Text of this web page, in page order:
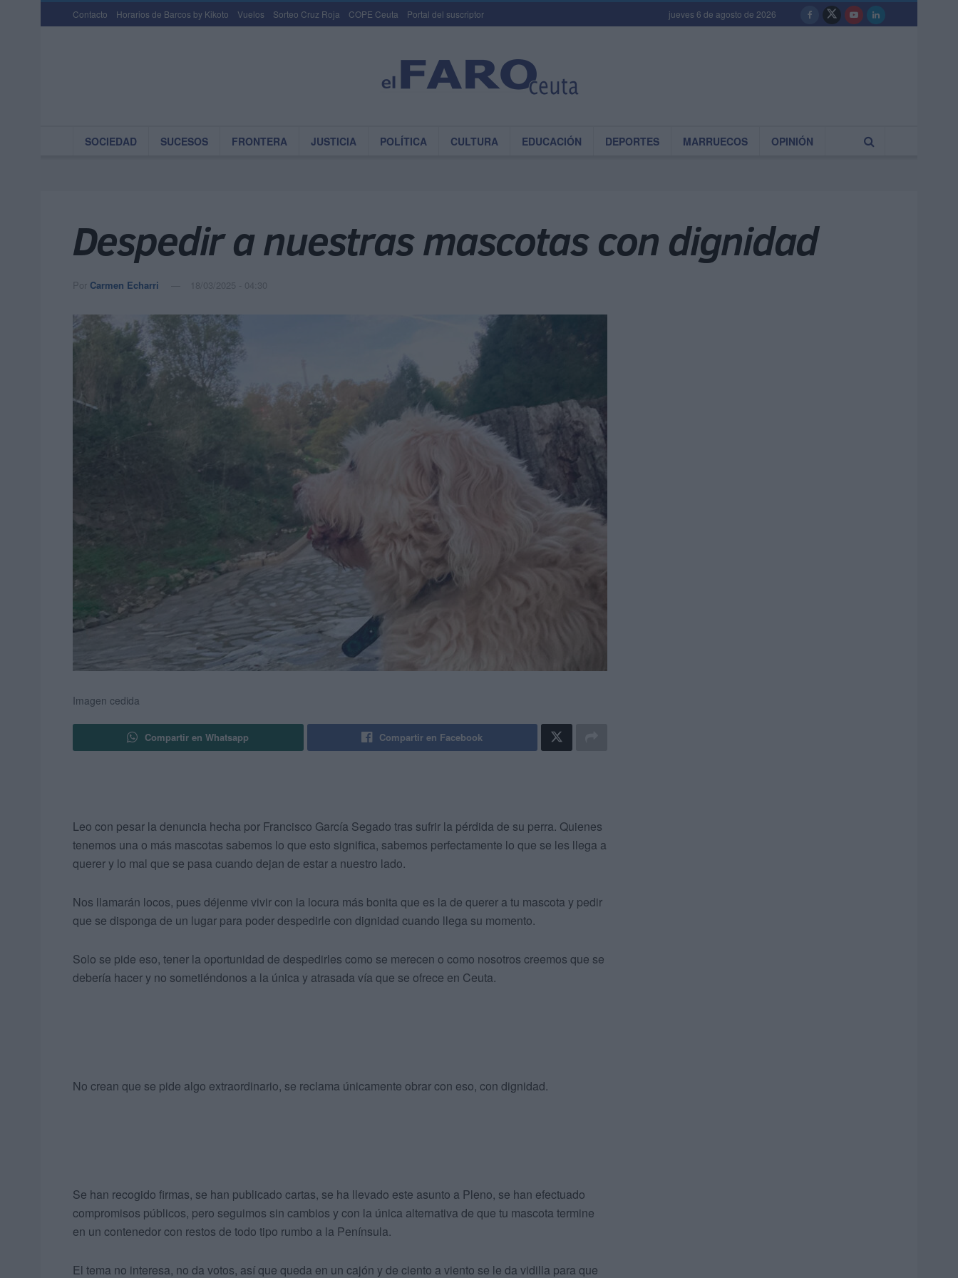
Contacto Horarios de Barcos by Kikoto Vuelos Sorteo Cruz Roja COPE Ceuta Portal del suscriptor jueves 6 de agosto de 2026
SOCIEDAD SUCESOS FRONTERA JUSTICIA POLÍTICA CULTURA EDUCACIÓN DEPORTES MARRUECOS OPINIÓN
Despedir a nuestras mascotas con dignidad
Por Carmen Echarri 18/03/2025 - 04:30
Imagen cedida
Compartir en Whatsapp Compartir en Facebook
Leo con pesar la denuncia hecha por Francisco García Segado tras sufrir la pérdida de su perra. Quienes
tenemos una o más mascotas sabemos lo que esto significa, sabemos perfectamente lo que se les llega a
querer y lo mal que se pasa cuando dejan de estar a nuestro lado.
Nos llamarán locos, pues déjenme vivir con la locura más bonita que es la de querer a tu mascota y pedir
que se disponga de un lugar para poder despedirle con dignidad cuando llega su momento.
Solo se pide eso, tener la oportunidad de despedirles como se merecen o como nosotros creemos que se
debería hacer y no sometiéndonos a la única y atrasada vía que se ofrece en Ceuta.
No crean que se pide algo extraordinario, se reclama únicamente obrar con eso, con dignidad.
Se han recogido firmas, se han publicado cartas, se ha llevado este asunto a Pleno, se han efectuado
compromisos públicos, pero seguimos sin cambios y con la única alternativa de que tu mascota termine
en un contenedor con restos de todo tipo rumbo a la Península.
El tema no interesa, no da votos, así que queda en un cajón y de ciento a viento se le da vidilla para que